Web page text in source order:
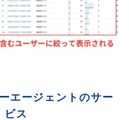
エージェントのサー
ビス